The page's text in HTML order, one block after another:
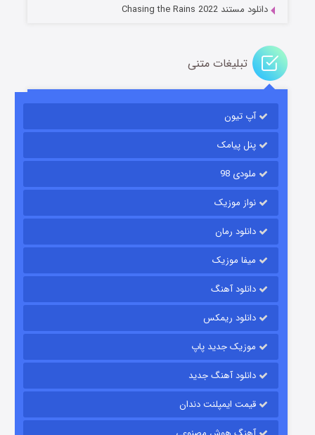
قسمت
دانلود مستند Chasing the Rains 2022
تبلیغات متنی
آپ تیون
پنل پیامک
ملودی 98
نواز موزیک
دانلود رمان
میفا موزیک
دانلود آهنگ
دانلود ریمکس
موزیک جدید پاپ
دانلود آهنگ جدید
قیمت ایمپلنت دندان